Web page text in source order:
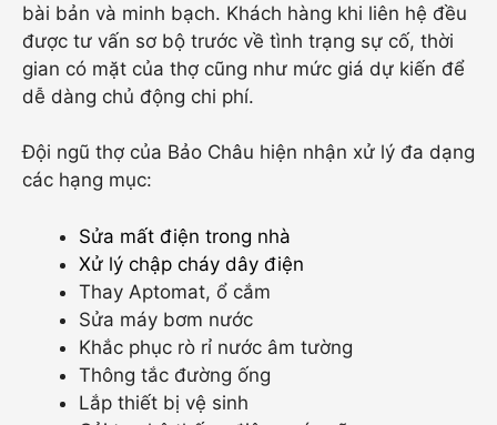
bài bản và minh bạch. Khách hàng khi liên hệ đều
được tư vấn sơ bộ trước về tình trạng sự cố, thời
gian có mặt của thợ cũng như mức giá dự kiến để
dễ dàng chủ động chi phí.
Đội ngũ thợ của Bảo Châu hiện nhận xử lý đa dạng
các hạng mục:
Sửa mất điện trong nhà
Xử lý chập cháy dây điện
Thay Aptomat, ổ cắm
Sửa máy bơm nước
Khắc phục rò rỉ nước âm tường
Thông tắc đường ống
Lắp thiết bị vệ sinh